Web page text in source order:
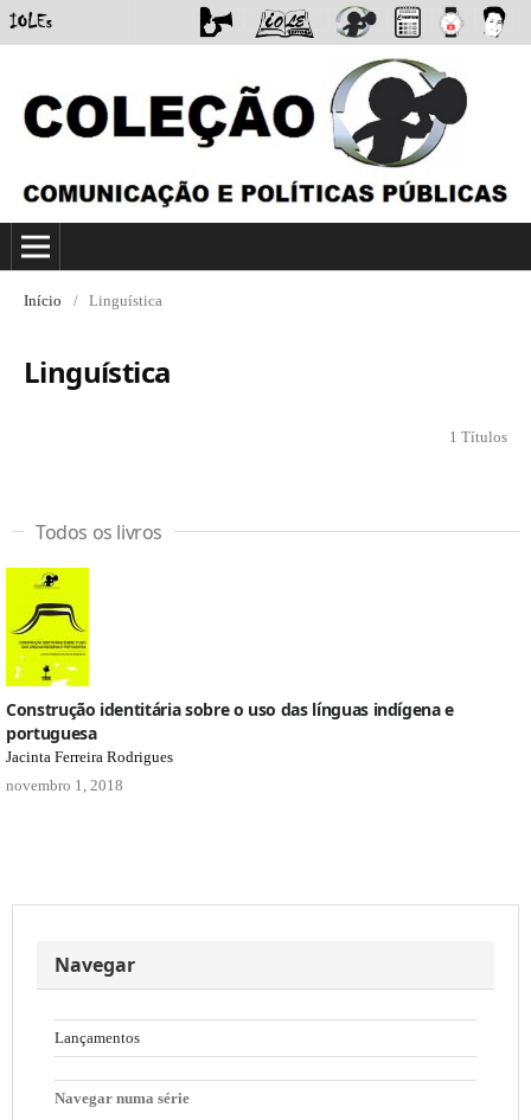
Início / Linguística
Linguística
1 Títulos
Todos os livros
Construção identitária sobre o uso das línguas indígena e
portuguesa
Jacinta Ferreira Rodrigues
novembro 1, 2018
Navegar
Lançamentos
Navegar numa série